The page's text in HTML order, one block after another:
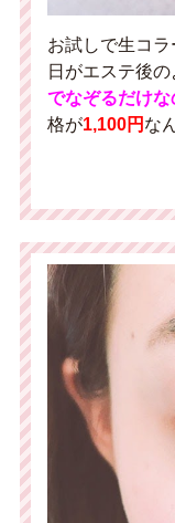
お試しで生コ
日がエステ後の
でなぞるだけな
格が1,100円 な